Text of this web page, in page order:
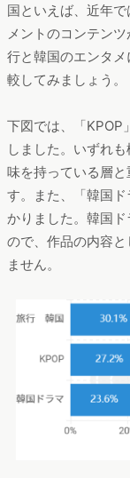
国といえば、近年
メントのコンテン
行と韓国のエンタ
較してみましょう。
下図では、「KPOP
しました。いずれ
味を持っている層
す。また、「韓国
かりました。韓国
ので、作品の内容
ません。